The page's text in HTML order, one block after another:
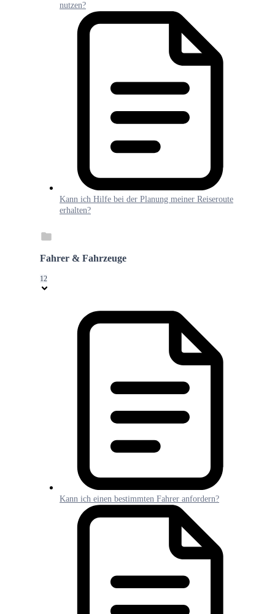
nutzen?
Kann ich Hilfe bei der Planung meiner Reiseroute
erhalten?
Fahrer & Fahrzeuge
12
Kann ich einen bestimmten Fahrer anfordern?